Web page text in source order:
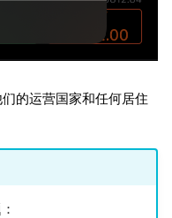
的运营国家和任何居住